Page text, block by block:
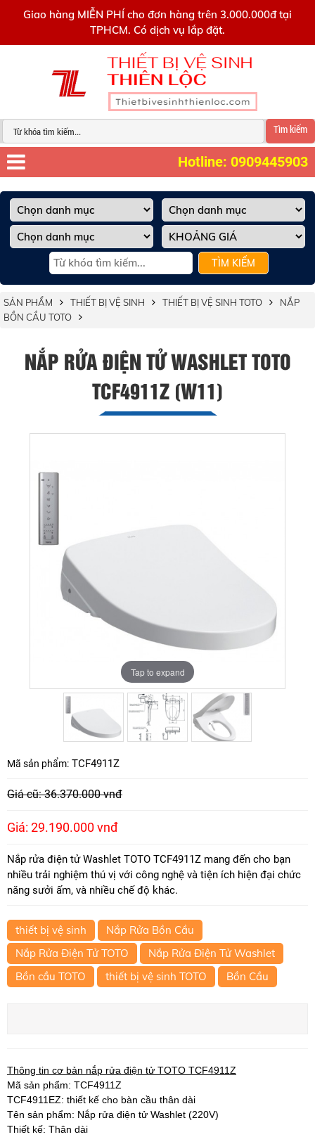
Giao hàng MIỄN PHÍ cho đơn hàng trên 3.000.000đ tại
TPHCM. Có dịch vụ lắp đặt.
Tìm kiếm
Hotline: 0909445903
TÌM KIẾM
SẢN PHẨM THIẾT BỊ VỆ SINH THIẾT BỊ VỆ SINH TOTO
NẮP
BỒN CẦU TOTO
NẮP RỬA ĐIỆN TỬ WASHLET TOTO
TCF4911Z (W11)
Tap to expand
Tap to expand
Tap to expand
Mã sản phẩm: TCF4911Z
Giá cũ: 36.370.000 vnđ
Giá: 29.190.000 vnđ
Nắp rửa điện tử Washlet TOTO TCF4911Z mang đến cho bạn
nhiều trải nghiệm thú vị với công nghệ và tiện ích hiện đại chức
năng sưởi ấm, và nhiều chế độ khác.
thiết bị vệ sinh
Nắp Rửa Bồn Cầu
Nắp Rửa Điện Tử TOTO
Nắp Rửa Điện Tử Washlet
Bồn cầu TOTO
thiết bị vệ sinh TOTO Bồn Cầu
Thông tin cơ bản nắp rửa điện tử TOTO TCF4911Z
Mã sản phẩm: TCF4911Z
TCF4911EZ: thiết kế cho bàn cầu thân dài
Tên sản phẩm: Nắp rửa điện tử Washlet (220V)
Thiết kế: Thân dài
0909445903